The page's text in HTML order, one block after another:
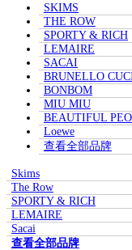
SKIMS
THE ROW
SPORTY & RICH
LEMAIRE
SACAI
BRUNELLO
BONBOM
MIU MIU
BEAUTIFUL
Loewe
查看全部品牌
Skims
The Row
SPORTY & RICH
LEMAIRE
Sacai
查看全部品牌